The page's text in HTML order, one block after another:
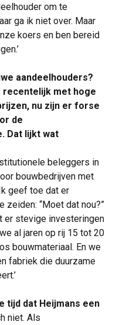
om te
ga ik niet over. Maar
koers en ben bereid
aandeelhouders?
recentelijk met hoge
nu zijn er forse
de
Dat lijkt wat
beleggers in
bouwbedrijven met
geef toe dat er
zeiden: “Moet dat nou?”
er stevige investeringen
al jaren op rij 15 tot 20
bouwmateriaal. En we
fabriek die duurzame
tijd dat Heijmans een
niet. Als